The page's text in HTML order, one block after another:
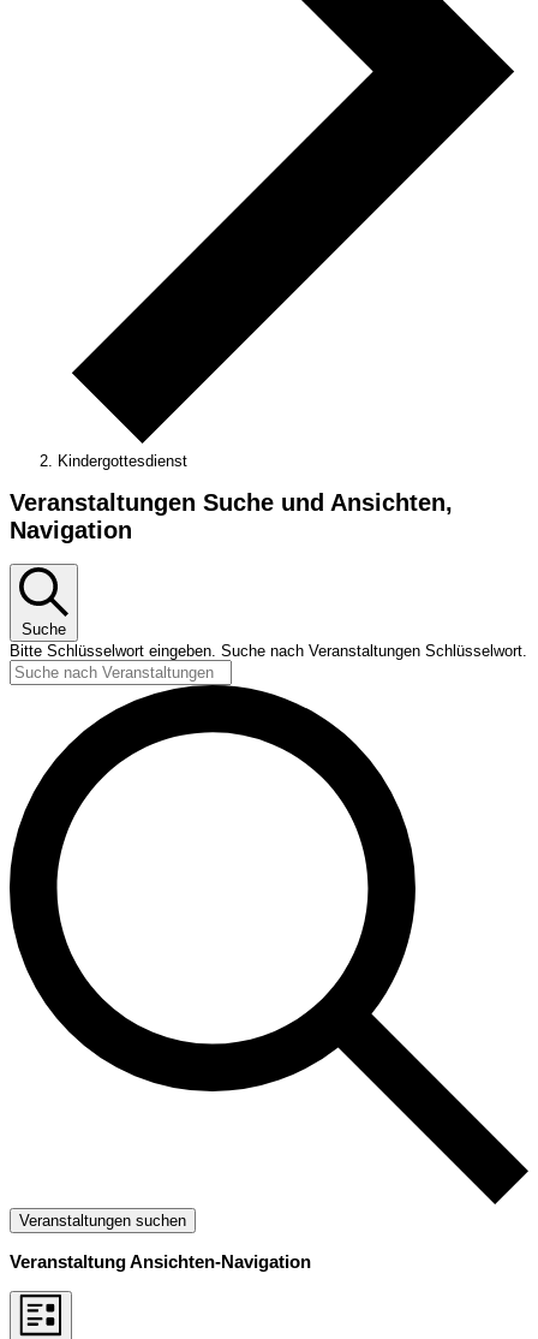
Kindergottesdienst
Veranstaltungen
Veranstaltungen Suche und Ansichten,
Navigation
Suche
Bitte Schlüsselwort eingeben. Suche nach Veranstaltungen Schlüsselwort.
Veranstaltungen suchen
Veranstaltung Ansichten-Navigation